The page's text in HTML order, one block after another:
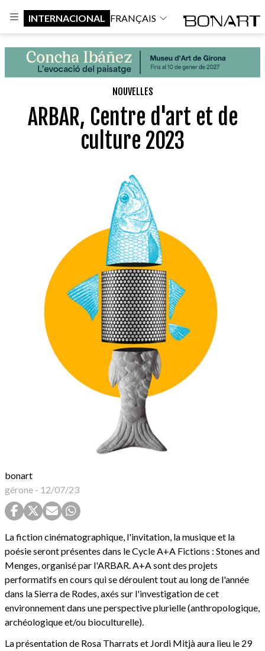
INTERNACIONAL FRANÇAIS
NOUVELLES
ARBAR, Centre d'art et de
culture 2023
bonart
gérone - 12/07/23
La fiction cinématographique, l'invitation, la musique et la
poésie seront présentes dans le Cycle A+A Fictions : Stones and
Menges, organisé par l'ARBAR. A+A sont des projets
performatifs en cours qui se déroulent tout au long de l'année
dans la Sierra de Rodes, axés sur l'investigation de cet
environnement dans une perspective plurielle (anthropologique,
archéologique et/ou bioculturelle).
La présentation de Rosa Tharrats et Jordi Mitjà aura lieu le 29